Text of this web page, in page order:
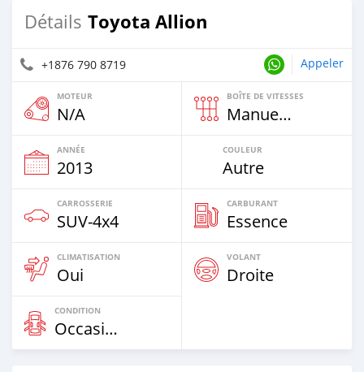
Détails Toyota Allion
+1876 790 8719 Appeler
MOTEUR
N/A
BOÎTE DE VITESSES
Manuelle
ANNÉE
2013
COULEUR
Autre
CARROSSERIE
SUV‒4x4
CARBURANT
Essence
CLIMATISATION
Oui
VOLANT
Droite
CONDITION
Occasion